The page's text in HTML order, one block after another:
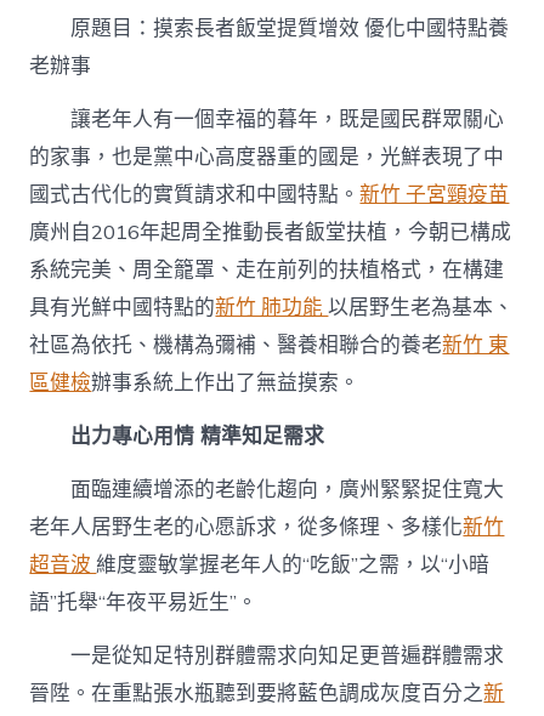
飯
堂
增
森
和
診
所
家
醫
科
效
優
化
養
老
辦
事〉
中
原題目：摸索長者飯堂提質增效 優化中國特點養
老辦事
讓老年人有一個幸福的暮年，既是國民群眾關心
的家事，也是黨中心高度器重的國是，光鮮表現了中
國式古代化的實質請求和中國特點。新竹 子宮頸疫苗
廣州自2016年起周全推動長者飯堂扶植，今朝已構成
系統完美、周全籠罩、走在前列的扶植格式，在構建
具有光鮮中國特點的新竹 肺功能以居野生老為基本、
社區為依托、機構為彌補、醫養相聯合的養老新竹 東
區健檢辦事系統上作出了無益摸索。
出力專心用情 精準知足需求
面臨連續增添的老齡化趨向，廣州緊緊捉住寬大
老年人居野生老的心愿訴求，從多條理、多樣化新竹
超音波維度靈敏掌握老年人的“吃飯”之需，以“小暗
語”托舉“年夜平易近生”。
一是從知足特別群體需求向知足更普遍群體需求
晉陞。在重點張水瓶聽到要將藍色調成灰度百分之新